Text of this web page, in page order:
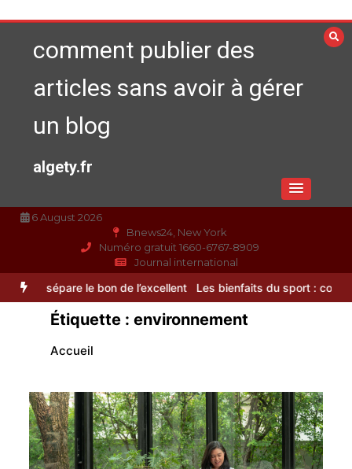
au
contenucomment publier des
articles sans avoir à gérer
un blog
algety.fr
6 August 2026
Bnews24, New York
Numéro gratuit 1660-6767-8909
Journal international
découvrez notre banc d’essai 2026 des 9 meilleurs compléments
Étiquette : environnement
Accueil
Les bienfaits du sport : comment
l’activité physique dynamise notre
esprit
0 10 minutes
Quelles sont les entreprises de
Massage à Arcachon les mieux